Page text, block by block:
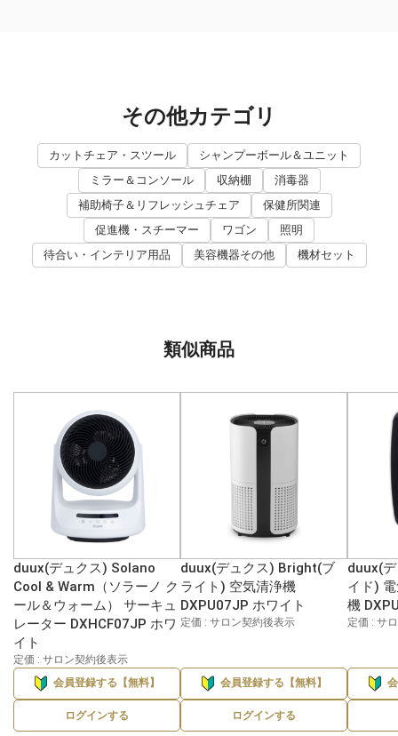
その他カテゴリ
カットチェア・スツール
シャンプーボール＆ユニット
ミラー＆コンソール
収納棚
消毒器
補助椅子＆リフレッシュチェア
保健所関連
促進機・スチーマー
ワゴン
照明
待合い・インテリア用品
美容機器その他 機材セット
類似商品
duux(デュクス) Solano
Cool & Warm（ソラーノ ク
ール＆ウォーム） サーキュ
レーター DXHCF07JP ホワ
イト
定価 : サロン契約後表示
会員登録する【無料】
ログインする
duux(デュクス) Bright(ブ
ライト) 空気清浄機
DXPU07JP ホワイト
定価 : サロン契約後表示
会員登録する【無料】
ログインする
duux(
イド)
機
定価 : サ